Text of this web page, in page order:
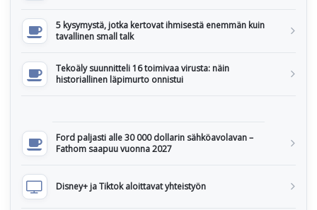
5 kysymystä, jotka kertovat ihmisestä enemmän kuin
tavallinen small talk
Tekoäly suunnitteli 16 toimivaa virusta: näin
historiallinen läpimurto onnistui
Ford paljasti alle 30 000 dollarin sähköavolavan –
Fathom saapuu vuonna 2027
Disney+ ja Tiktok aloittavat yhteistyön